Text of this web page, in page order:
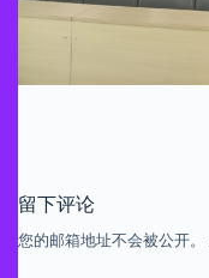
留下评论
您的邮箱地址不会被公开。